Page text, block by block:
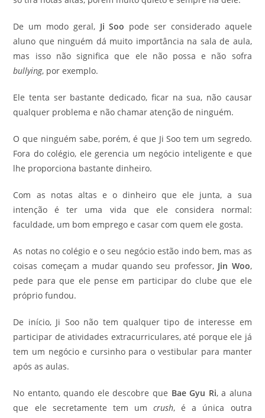
De um modo geral, Ji Soo pode ser considerado aquele
aluno que ninguém dá muito importância na sala de aula,
mas isso não significa que ele não possa e não sofra
bullying, por exemplo.
Ele tenta ser bastante dedicado, ficar na sua, não causar
qualquer problema e não chamar atenção de ninguém.
O que ninguém sabe, porém, é que Ji Soo tem um segredo.
Fora do colégio, ele gerencia um negócio inteligente e que
lhe proporciona bastante dinheiro.
Com as notas altas e o dinheiro que ele junta, a sua
intenção é ter uma vida que ele considera normal:
faculdade, um bom emprego e casar com quem ele gosta.
As notas no colégio e o seu negócio estão indo bem, mas as
coisas começam a mudar quando seu professor, Jin Woo,
pede para que ele pense em participar do clube que ele
próprio fundou.
De início, Ji Soo não tem qualquer tipo de interesse em
participar de atividades extracurriculares, até porque ele já
tem um negócio e cursinho para o vestibular para manter
após as aulas.
No entanto, quando ele descobre que Bae Gyu Ri, a aluna
que ele secretamente tem umcrush, é a única outra